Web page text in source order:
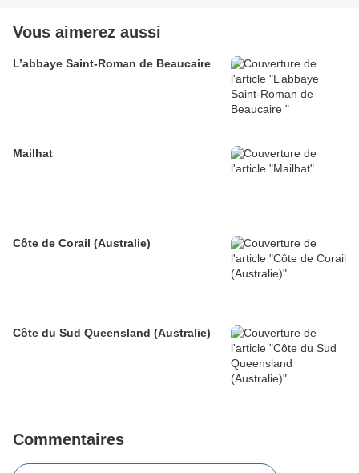
Vous aimerez aussi
L’abbaye Saint-Roman de Beaucaire
Mailhat
Côte de Corail (Australie)
Côte du Sud Queensland (Australie)
Commentaires